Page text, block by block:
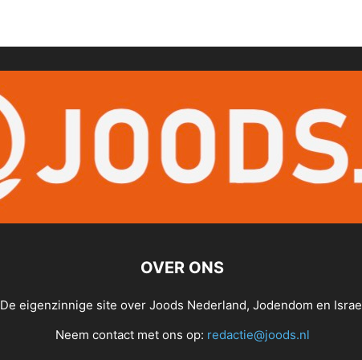
OVER ONS
De eigenzinnige site over Joods Nederland, Jodendom en
Neem contact met ons op: redactie@joods.nl